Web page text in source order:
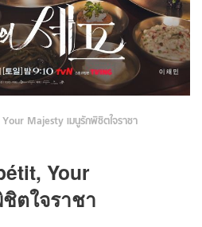
Majesty เมนูรักพิชิตใจราชา
Your
ตใจราชา